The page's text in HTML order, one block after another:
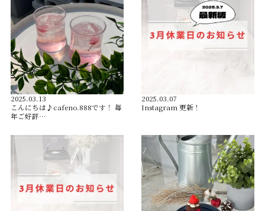
2025.03.13
こんにちは♪cafeno.888です！ 毎
年ご好評…
2025.03.07
Instagram 更新！